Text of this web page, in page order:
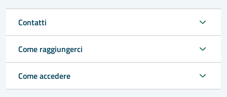
Contatti
Come raggiungerci
Come accedere